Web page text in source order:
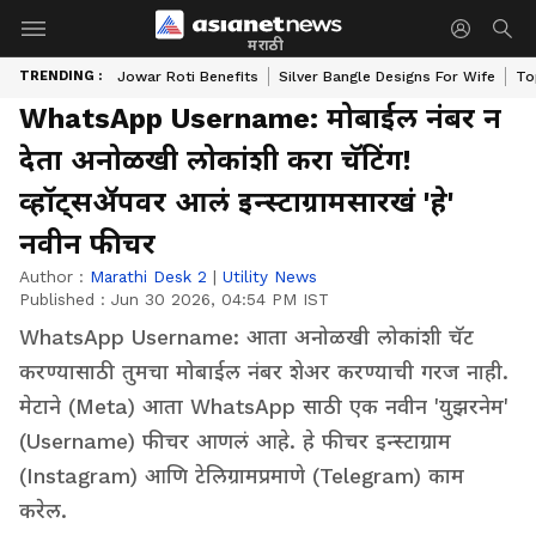
मराठी
TRENDING : Jowar Roti Benefits Silver Bangle Designs For Wife
WhatsApp Username: मोबाईल नंबर न
देता अनोळखी लोकांशी करा चॅटिंग!
व्हॉट्सॲपवर आलं इन्स्टाग्रामसारखं 'हे'
नवीन फीचर
Author : Marathi Desk 2 | Utility News
Published : Jun 30 2026, 04:54 PM IST
WhatsApp Username: आता अनोळखी लोकांशी चॅट
करण्यासाठी तुमचा मोबाईल नंबर शेअर करण्याची गरज नाही.
मेटाने (Meta) आता WhatsApp साठी एक नवीन 'युझरनेम'
(Username) फीचर आणलं आहे. हे फीचर इन्स्टाग्राम
(Instagram) आणि टेलिग्रामप्रमाणे (Telegram) काम
करेल.